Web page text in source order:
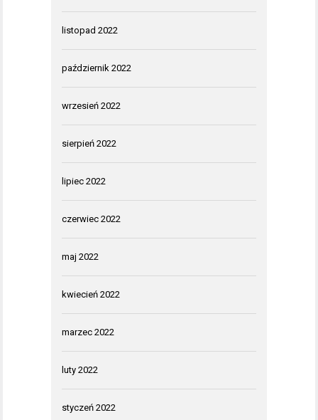
listopad 2022
październik 2022
wrzesień 2022
sierpień 2022
lipiec 2022
czerwiec 2022
maj 2022
kwiecień 2022
marzec 2022
luty 2022
styczeń 2022